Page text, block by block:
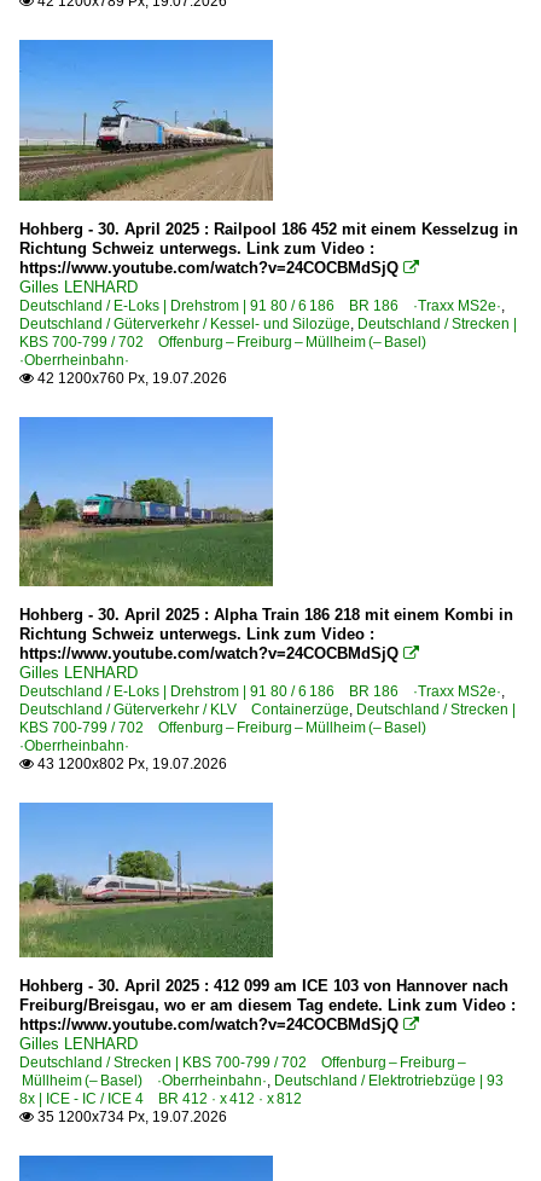
3 429 BR 429 ·Flirt 3 XL (fünfteilig)·
8 442 BR 442 ·Talent 3·
Elektrotriebzüge | bis 1970 und Altbautriebzüge
ET 65 · BR 465 'Roter Heuler'
Güterverkehr
Autotransportzüge
Coil-, Stahl- und Aluminiumzüge
Gemischte Güterzüge
Kessel- und Silozüge
KLV Containerzüge
KLV gemischt
KLV Rollende Landstraße Rola
KLV Sattelauflieger-Züge
Militärtransporte
Röhrenzüge
Schotter- und Kieszüge
Museumsbahnen
DBK Historische Bahn e.V.
Eisenbahnfreunde Zollernbahn e.V. ·EFZ·
Wutachtalbahn e.V. ·WTB·
Personenwagen | Steuerwagen
Doppelstock-Steuerwagen 5. Generation IC2 668
Hohberg - 30. April 2025 : Railpool 186 452 mit einem Kesselzug in
Richtung Schweiz unterwegs. Link zum Video :
https://www.youtube.com/watch?v=24COCBMdSjQ 
Gilles LENHARD
Deutschland / E-Loks | Drehstrom | 91 80 / 6 186 BR 186 ·Traxx MS2e·,
Deutschland / Güterverkehr / Kessel- und Silozüge, Deutschland / Strecken |
KBS 700-799 / 702 Offenburg – Freiburg – Müllheim (– Basel)
·Oberrheinbahn·
 42 1200x760 Px, 19.07.2026
Hohberg - 30. April 2025 : Alpha Train 186 218 mit einem Kombi in
Richtung Schweiz unterwegs. Link zum Video :
https://www.youtube.com/watch?v=24COCBMdSjQ 
Gilles LENHARD
Deutschland / E-Loks | Drehstrom | 91 80 / 6 186 BR 186 ·Traxx MS2e·,
Deutschland / Güterverkehr / KLV Containerzüge, Deutschland / Strecken |
KBS 700-799 / 702 Offenburg – Freiburg – Müllheim (– Basel)
·Oberrheinbahn·
 43 1200x802 Px, 19.07.2026
Hohberg - 30. April 2025 : 412 099 am ICE 103 von Hannover nach
Freiburg/Breisgau, wo er am diesem Tag endete. Link zum Video :
https://www.youtube.com/watch?v=24COCBMdSjQ 
Gilles LENHARD
Deutschland / Strecken | KBS 700-799 / 702 Offenburg – Freiburg –
Müllheim (– Basel) ·Oberrheinbahn·, Deutschland / Elektrotriebzüge | 93
8x | ICE - IC / ICE 4 BR 412 · x 412 · x 812
 35 1200x734 Px, 19.07.2026